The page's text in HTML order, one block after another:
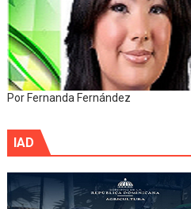
Por Fernanda Fernández
IAD